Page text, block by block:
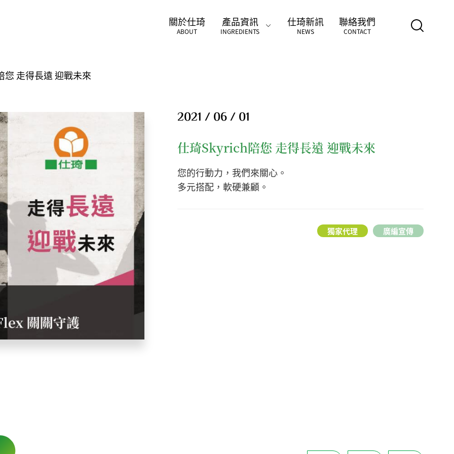
關於仕琦
ABOUT
產品資訊
INGREDIENTS
仕琦新訊
NEWS
聯絡我們
CONTACT
走得長遠 迎戰未來
2021 / 06 / 01
仕琦Skyrich陪您 走得長遠 迎戰未來
您的行動力，我們來關心。
多元搭配，軟硬兼顧。
獨家代理 廣編宣傳